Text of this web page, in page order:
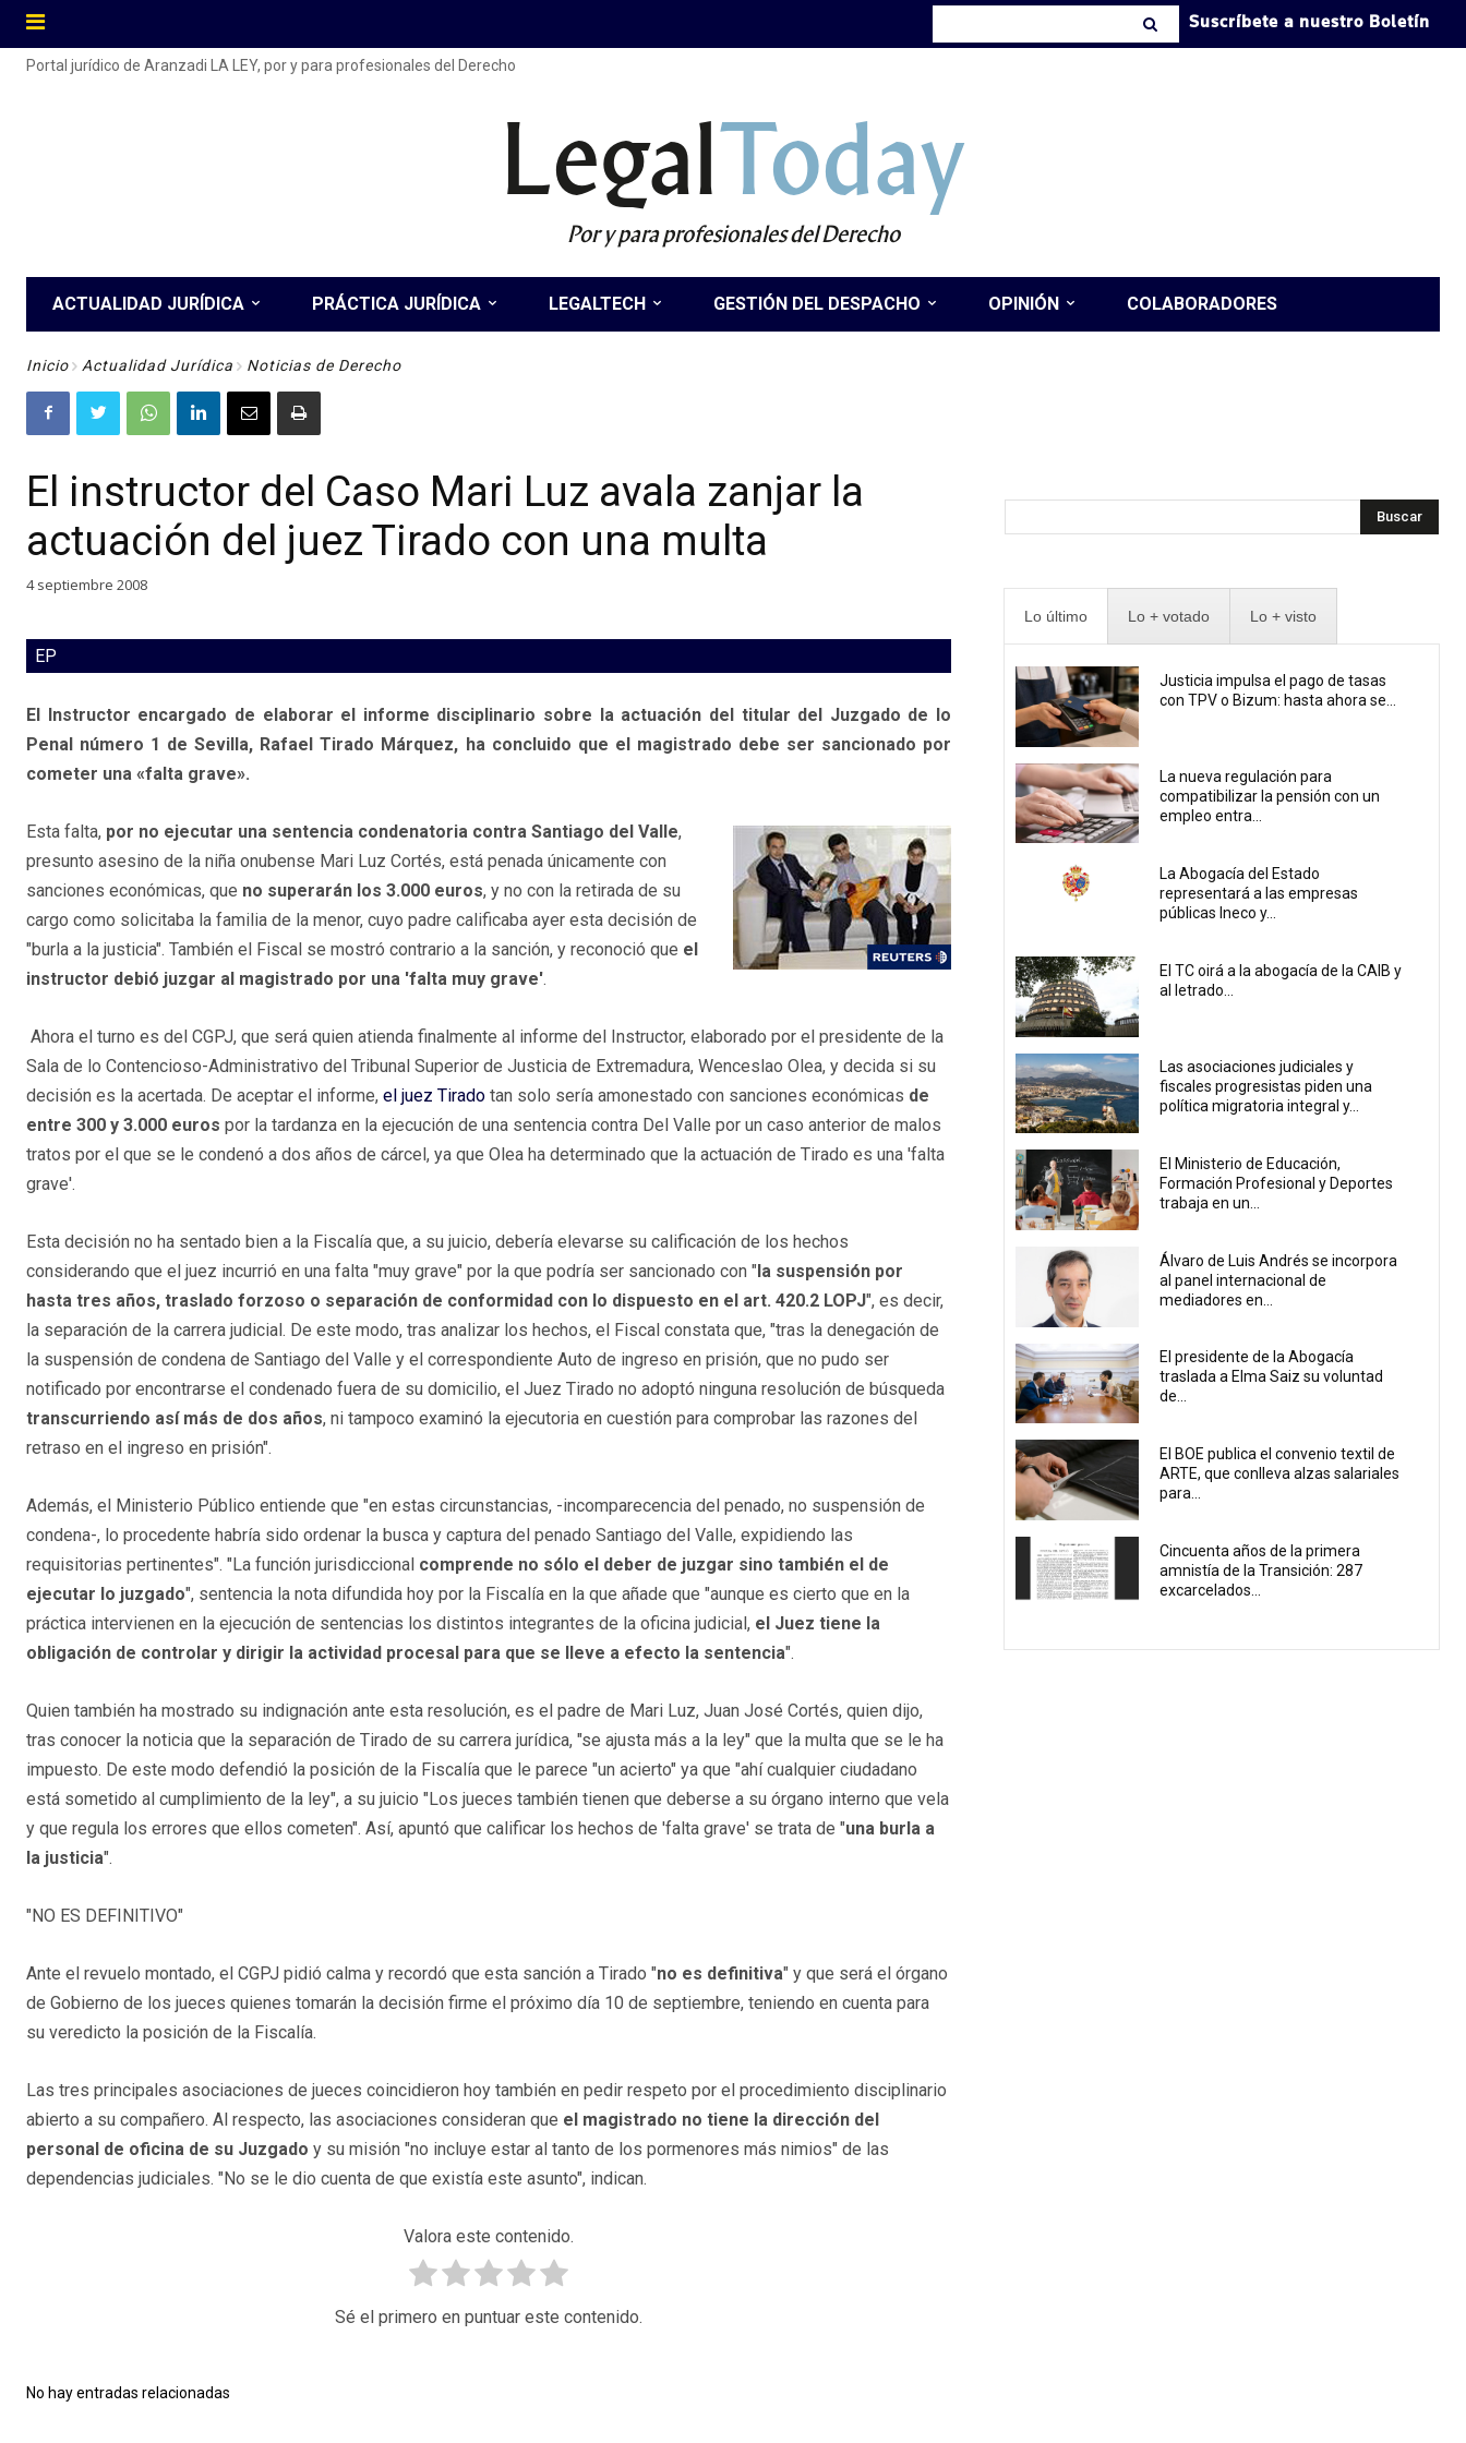
Suscríbete a nuestro Boletín
Portal jurídico de Aranzadi LA LEY, por y para profesionales del Derecho
LegalToday
Por y para profesionales del Derecho
ACTUALIDAD JURÍDICA PRÁCTICA JURÍDICA LEGALTECH GESTIÓN DEL DESPACHO OPINIÓN COLABORADORES
Inicio Actualidad Jurídica Noticias de Derecho
El instructor del Caso Mari Luz avala zanjar la
actuación del juez Tirado con una multa
4 septiembre 2008
EP
El Instructor encargado de elaborar el informe disciplinario sobre la actuación del titular del Juzgado de lo
Penal número 1 de Sevilla, Rafael Tirado Márquez, ha concluido que el magistrado debe ser sancionado por
cometer una «falta grave».
Esta falta, por no ejecutar una sentencia condenatoria contra Santiago del Valle,
presunto asesino de la niña onubense Mari Luz Cortés, está penada únicamente con
sanciones económicas, que no superarán los 3.000 euros, y no con la retirada de su
cargo como solicitaba la familia de la menor, cuyo padre calificaba ayer esta decisión de
"burla a la justicia". También el Fiscal se mostró contrario a la sanción, y reconoció que el
instructor debió juzgar al magistrado por una 'falta muy grave'.
Ahora el turno es del CGPJ, que será quien atienda finalmente al informe del Instructor, elaborado por el presidente de la
Sala de lo Contencioso-Administrativo del Tribunal Superior de Justicia de Extremadura, Wenceslao Olea, y decida si su
decisión es la acertada. De aceptar el informe, el juez Tirado tan solo sería amonestado con sanciones económicas de
entre 300 y 3.000 euros por la tardanza en la ejecución de una sentencia contra Del Valle por un caso anterior de malos
tratos por el que se le condenó a dos años de cárcel, ya que Olea ha determinado que la actuación de Tirado es una 'falta
grave'.
Esta decisión no ha sentado bien a la Fiscalía que, a su juicio, debería elevarse su calificación de los hechos
considerando que el juez incurrió en una falta "muy grave" por la que podría ser sancionado con " la suspensión por
hasta tres años, traslado forzoso o separación de conformidad con lo dispuesto en el art. 420.2 LOPJ", es decir,
la separación de la carrera judicial. De este modo, tras analizar los hechos, el Fiscal constata que, "tras la denegación de
la suspensión de condena de Santiago del Valle y el correspondiente Auto de ingreso en prisión, que no pudo ser
notificado por encontrarse el condenado fuera de su domicilio, el Juez Tirado no adoptó ninguna resolución de búsqueda
transcurriendo así más de dos años, ni tampoco examinó la ejecutoria en cuestión para comprobar las razones del
retraso en el ingreso en prisión".
Además, el Ministerio Público entiende que "en estas circunstancias, -incomparecencia del penado, no suspensión de
condena-, lo procedente habría sido ordenar la busca y captura del penado Santiago del Valle, expidiendo las
requisitorias pertinentes". "La función jurisdiccional comprende no sólo el deber de juzgar sino también el de
ejecutar lo juzgado", sentencia la nota difundida hoy por la Fiscalía en la que añade que "aunque es cierto que en la
práctica intervienen en la ejecución de sentencias los distintos integrantes de la oficina judicial, el Juez tiene la
obligación de controlar y dirigir la actividad procesal para que se lleve a efecto la sentencia".
Quien también ha mostrado su indignación ante esta resolución, es el padre de Mari Luz, Juan José Cortés, quien dijo,
tras conocer la noticia que la separación de Tirado de su carrera jurídica, "se ajusta más a la ley" que la multa que se le ha
impuesto. De este modo defendió la posición de la Fiscalía que le parece "un acierto" ya que "ahí cualquier ciudadano
está sometido al cumplimiento de la ley", a su juicio "Los jueces también tienen que deberse a su órgano interno que vela
y que regula los errores que ellos cometen". Así, apuntó que calificar los hechos de 'falta grave' se trata de "una burla a
la justicia".
"NO ES DEFINITIVO"
Ante el revuelo montado, el CGPJ pidió calma y recordó que esta sanción a Tirado "no es definitiva" y que será el órgano
de Gobierno de los jueces quienes tomarán la decisión firme el próximo día 10 de septiembre, teniendo en cuenta para
su veredicto la posición de la Fiscalía.
Las tres principales asociaciones de jueces coincidieron hoy también en pedir respeto por el procedimiento disciplinario
abierto a su compañero. Al respecto, las asociaciones consideran que el magistrado no tiene la dirección del
personal de oficina de su Juzgado y su misión "no incluye estar al tanto de los pormenores más nimios" de las
dependencias judiciales. "No se le dio cuenta de que existía este asunto", indican.
Valora este contenido.
Sé el primero en puntuar este contenido.
No hay entradas relacionadas
Buscar
Lo último Lo + votado Lo + visto
Justicia impulsa el pago de tasas
con TPV o Bizum: hasta ahora se...
La nueva regulación para
compatibilizar la pensión con un
empleo entra...
La Abogacía del Estado
representará a las empresas
públicas Ineco y...
El TC oirá a la abogacía de la CAIB y
al letrado...
Las asociaciones judiciales y
fiscales progresistas piden una
política migratoria integral y...
El Ministerio de Educación,
Formación Profesional y Deportes
trabaja en un...
Álvaro de Luis Andrés se incorpora
al panel internacional de
mediadores en...
El presidente de la Abogacía
traslada a Elma Saiz su voluntad
de...
El BOE publica el convenio textil de
ARTE, que conlleva alzas salariales
para...
Cincuenta años de la primera
amnistía de la Transición: 287
excarcelados...